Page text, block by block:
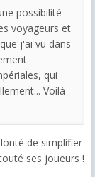
possibilité
voyageurs et
j'ai vu dans
qui
Voilà
de simplifier
ses joueurs !